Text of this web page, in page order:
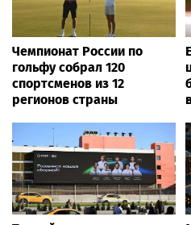
Чемпионат России по
гольфу собрал 120
спортсменов из 12
регионов страны